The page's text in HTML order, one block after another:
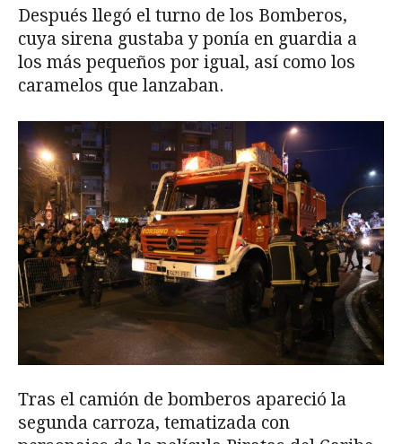
Después llegó el turno de los Bomberos,
cuya sirena gustaba y ponía en guardia a
los más pequeños por igual, así como los
caramelos que lanzaban.
Tras el camión de bomberos apareció la
segunda carroza, tematizada con